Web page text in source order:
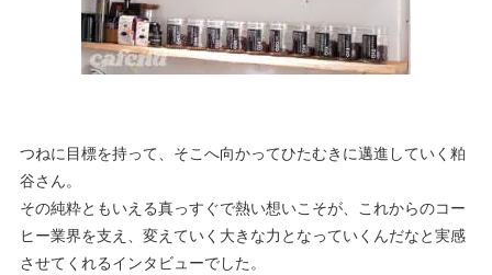
つねに目標を持って、そこへ向かってひたむきに邁進していく粕
谷さん。
その純粋ともいえる真っすぐで熱い想いこそが、これからのコー
ヒー業界を支え、変えていく大きな力となっていくんだなと実感
させてくれるインタビューでした。